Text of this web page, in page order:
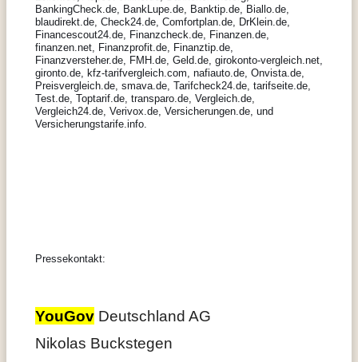
BankingCheck.de, BankLupe.de, Banktip.de, Biallo.de,
blaudirekt.de, Check24.de, Comfortplan.de, DrKlein.de,
Financescout24.de, Finanzcheck.de, Finanzen.de,
finanzen.net, Finanzprofit.de, Finanztip.de,
Finanzversteher.de, FMH.de, Geld.de, girokonto-vergleich.net,
gironto.de, kfz-tarifvergleich.com, nafiauto.de, Onvista.de,
Preisvergleich.de, smava.de, Tarifcheck24.de, tarifseite.de,
Test.de, Toptarif.de, transparo.de, Vergleich.de,
Vergleich24.de, Verivox.de, Versicherungen.de, und
Versicherungstarife.info.
Pressekontakt:
YouGovDeutschland AG
Nikolas Buckstegen